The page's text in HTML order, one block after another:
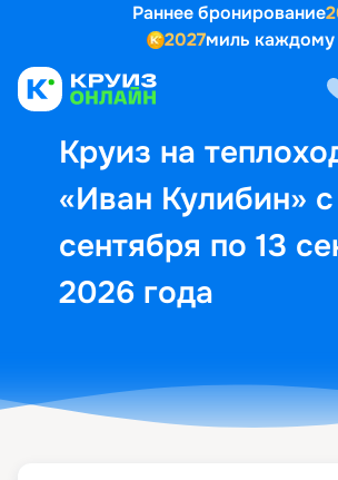
Раннее бронирование
2027миль каждому
Круиз на
«Иван Кулибин» с
сентября по 13
2026 года
Выбор кают